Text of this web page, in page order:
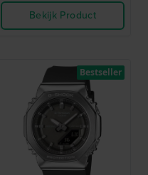
Bekijk Product
Bestseller